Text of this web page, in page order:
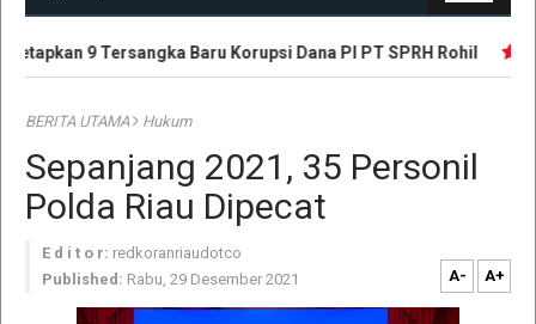
9 Tersangka Baru Korupsi Dana PI PT SPRH Rohil Plt
BERITA UTAMA Hukum
Sepanjang 2021, 35 Personil
Polda Riau Dipecat
E d i t o r: redkoranriaudotco
Published: Rabu, 29 Desember 2021 A- A+